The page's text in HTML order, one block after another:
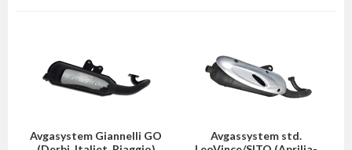
Avgasystem Giannelli GO
Avgassystem std.